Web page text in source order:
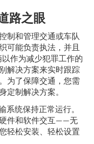
路之眼
制和管理交通或车队
可能负责执法，并且
作为减少犯罪工作的
解决方案来实时跟踪
为了保障交通，您需
定制解决方案。
系统保持正常运行。
件和软件交互——无
轻松安装、轻松设置